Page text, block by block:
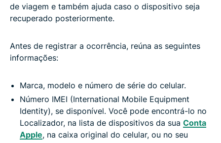
de viagem e também ajuda caso o dispositivo seja
recuperado posteriormente.
Antes de registrar a ocorrência, reúna as seguintes
informações:
Marca, modelo e número de série do celular.
Número IMEI (International Mobile Equipment
Identity), se disponível. Você pode encontrá-lo no
Localizador, na lista de dispositivos da sua Conta
Apple, na caixa original do celular, ou no seu